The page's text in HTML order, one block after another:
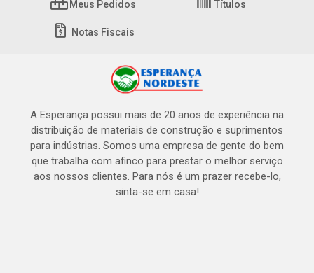
Meus Pedidos Títulos
Notas Fiscais
A Esperança possui mais de 20 anos de experiência na
distribuição de materiais de construção e suprimentos
para indústrias. Somos uma empresa de gente do bem
que trabalha com afinco para prestar o melhor serviço
aos nossos clientes. Para nós é um prazer recebe-lo,
sinta-se em casa!